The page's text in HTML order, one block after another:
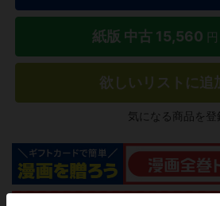
紙版 中古 15,560 円
欲しいリストに追
気になる商品を登